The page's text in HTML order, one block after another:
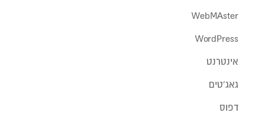
WebMAster
WordPress
אינטרנט
גאג'טים
דפוס